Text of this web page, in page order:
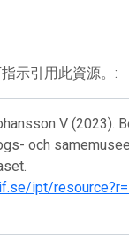
示引用此資源。:
V (2023).
och
ipt/